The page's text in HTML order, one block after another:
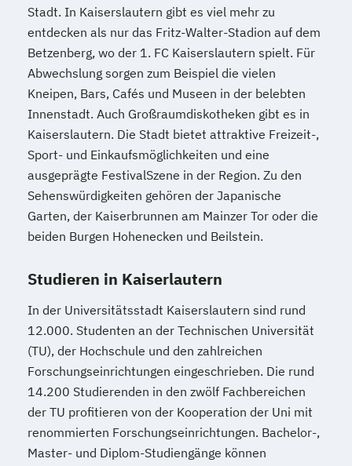
Stadt. In Kaiserslautern gibt es viel mehr zu
entdecken als nur das Fritz-Walter-Stadion auf dem
Betzenberg, wo der 1. FC Kaiserslautern spielt. Für
Abwechslung sorgen zum Beispiel die vielen
Kneipen, Bars, Cafés und Museen in der belebten
Innenstadt. Auch Großraumdiskotheken gibt es in
Kaiserslautern. Die Stadt bietet attraktive Freizeit-,
Sport- und Einkaufsmöglichkeiten und eine
ausgeprägte FestivalSzene in der Region. Zu den
Sehenswürdigkeiten gehören der Japanische
Garten, der Kaiserbrunnen am Mainzer Tor oder die
beiden Burgen Hohenecken und Beilstein.
Studieren in Kaiserlautern
In der Universitätsstadt Kaiserslautern sind rund
12.000. Studenten an der Technischen Universität
(TU), der Hochschule und den zahlreichen
Forschungseinrichtungen eingeschrieben. Die rund
14.200 Studierenden in den zwölf Fachbereichen
der TU profitieren von der Kooperation der Uni mit
renommierten Forschungseinrichtungen. Bachelor-,
Master- und Diplom-Studiengänge können